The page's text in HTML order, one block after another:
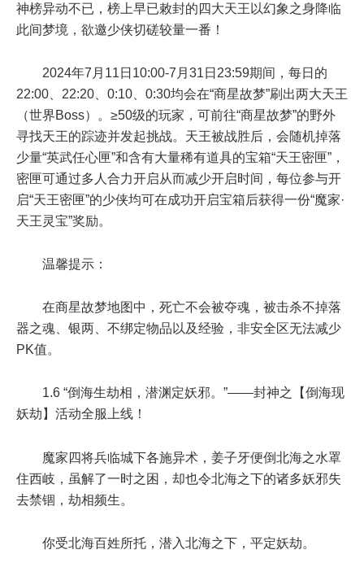
神榜异动不已，榜上早已敕封的四大天王以幻象之身降临
此间梦境，欲邀少侠切磋较量一番！
2024年7月11日10:00-7月31日23:59期间，每日的
22:00、22:20、0:10、0:30均会在“商星故梦”刷出两大天王
（世界Boss）。 ≥50级的玩家，可前往“商星故梦”的野外
寻找天王的踪迹并发起挑战。天王被战胜后，会随机掉落
少量“英武任心匣”和含有大量稀有道具的宝箱“天王密匣”，
密匣可通过多人合力开启从而减少开启时间，每位参与开
启“天王密匣”的少侠均可在成功开启宝箱后获得一份“魔家·
天王灵宝”奖励。
温馨提示：
在商星故梦地图中，死亡不会被夺魂，被击杀不掉落
器之魂、银两、不绑定物品以及经验，非安全区无法减少
PK值。
1.6 “倒海生劫相，潜渊定妖邪。”——封神之【倒海现
妖劫】活动全服上线！
魔家四将兵临城下各施异术，姜子牙便倒北海之水罩
住西岐，虽解了一时之困，却也令北海之下的诸多妖邪失
去禁锢，劫相频生。
你受北海百姓所托，潜入北海之下，平定妖劫。